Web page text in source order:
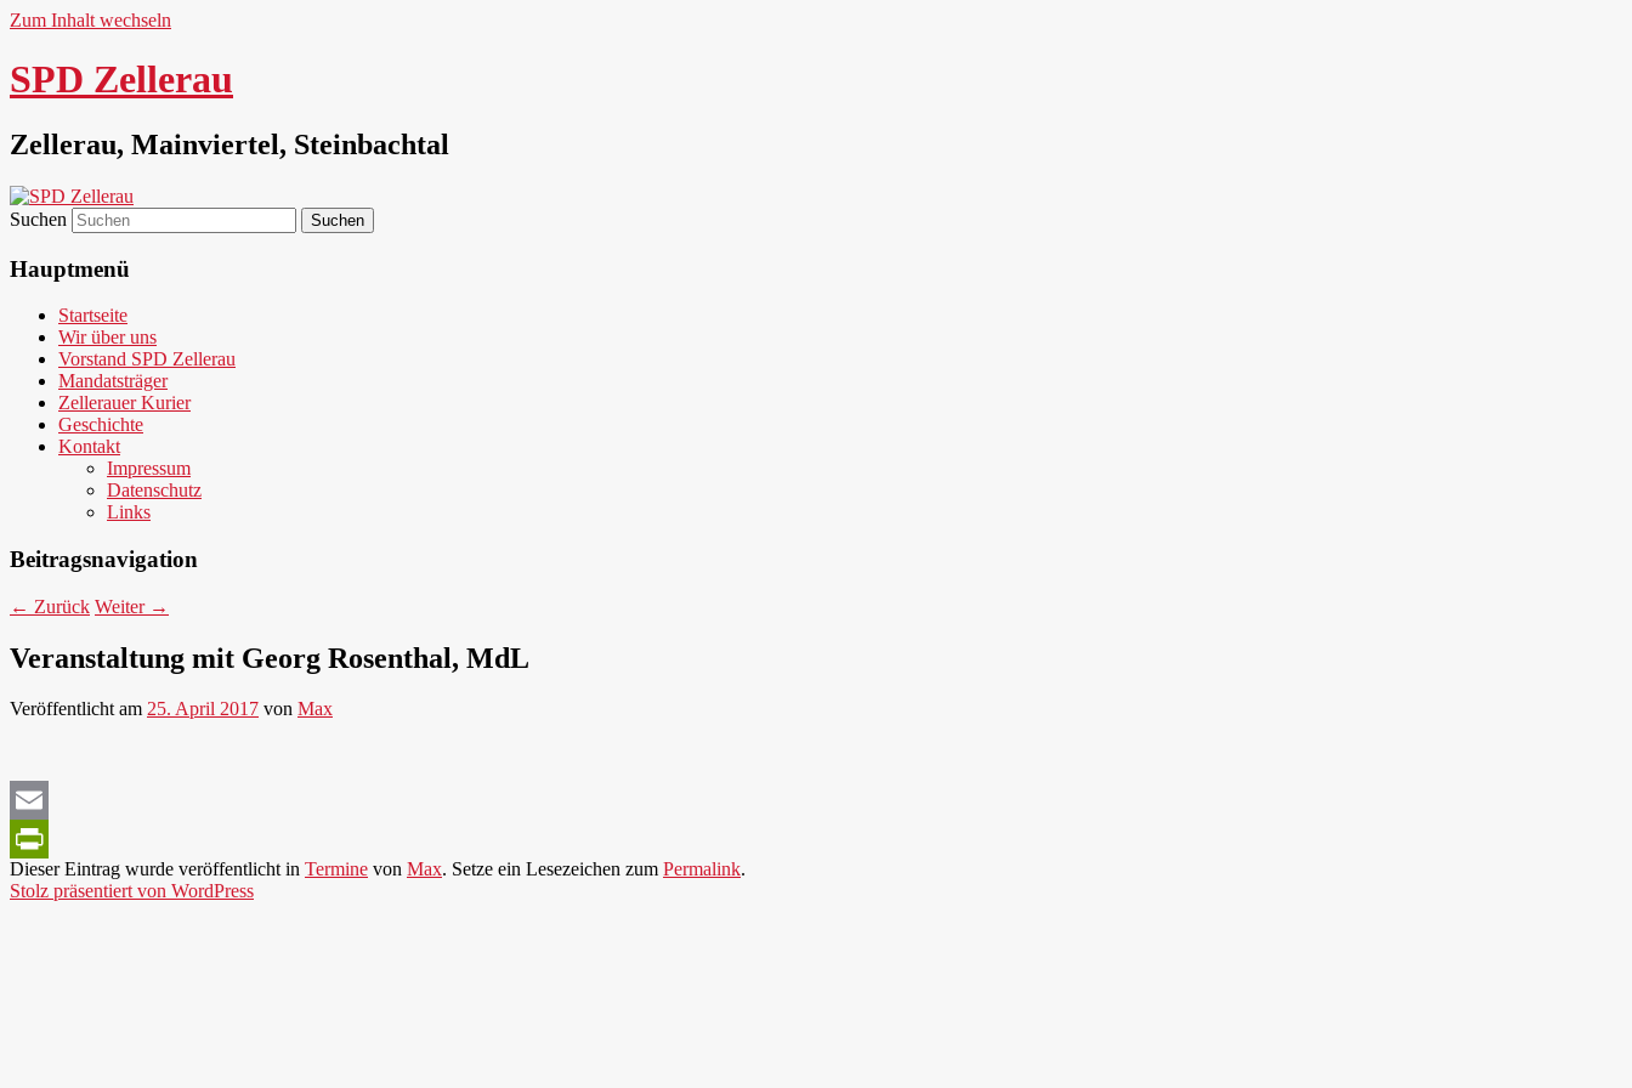
Zum Inhalt wechseln
SPD Zellerau
Zellerau, Mainviertel, Steinbachtal
Suchen
Hauptmenü
Startseite
Wir über uns
Vorstand SPD Zellerau
Mandatsträger
Zellerauer Kurier
Geschichte
Kontakt
Impressum
Datenschutz
Links
Beitragsnavigation
← Zurück Weiter →
Veranstaltung mit Georg Rosenthal, MdL
Veröffentlicht am 25. April 2017 von Max
Email
PrintFriendly
Dieser Eintrag wurde veröffentlicht in Termine von Max. Setze ein Lesezeichen zum Permalink.
Stolz präsentiert von WordPress